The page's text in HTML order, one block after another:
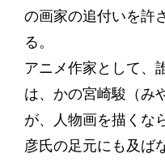
の画家の追付いを許
る。
アニメ作家として、
は、かの宮崎駿（み
が、人物画を描くな
彦氏の足元にも及ば